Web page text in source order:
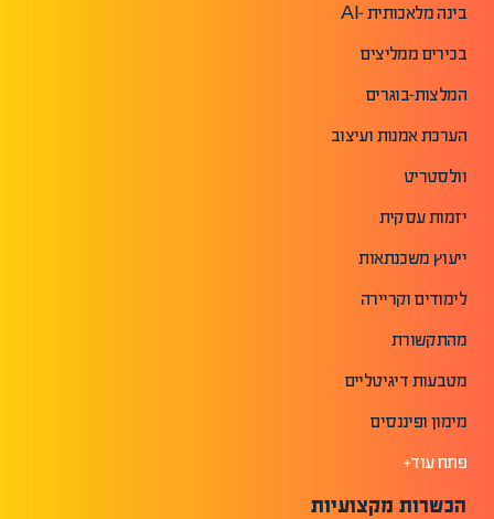
בינה מלאכותית -AI
בכירים ממליצים
המלצות-בוגרים
הערכת אמנות ועיצוב
וולסטריט
יזמות עסקית
ייעוץ משכנתאות
לימודים וקריירה
מהתקשורת
מטבעות דיגיטליים
מימון ופיננסים
פתח עוד+
הכשרות מקצועיות